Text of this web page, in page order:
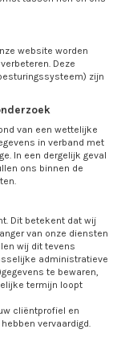
website worden
Deze
zijn
van een wettelijke
in verband met
In een dergelijk geval
ons binnen de
Dit betekent dat wij
van onze diensten
wij dit tevens
administratieve
te bewaren,
termijn loopt
cliëntprofiel en
vervaardigd.